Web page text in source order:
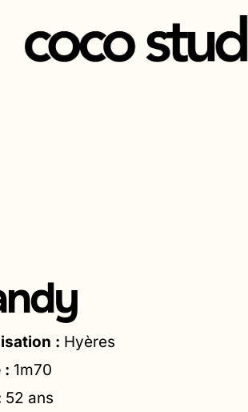
Aller
: Hyères
: 1m70
52 ans